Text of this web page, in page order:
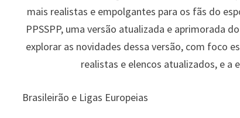
mais realistas e empolgantes para os fãs do
PPSSPP, uma versão atualizada e aprimorada
explorar as novidades dessa versão, com foco
realistas e elencos atualizados, e
Brasileirão e Ligas Europeias